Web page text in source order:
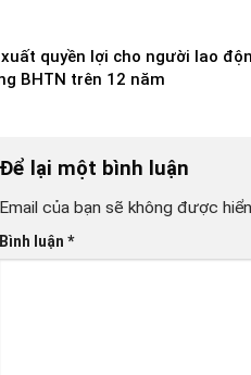
quyền lợi cho người lao
BHTN trên 12 năm
Để lại một bình luận
Email của bạn sẽ không được
Bình luận *